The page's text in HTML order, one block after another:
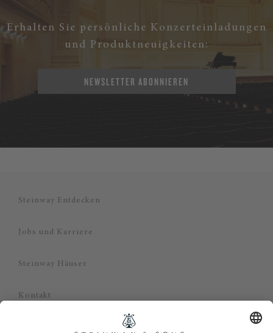
Erhalten Sie persönliche Konzerteinladungen
und Produktneuigkeiten:
NEWSLETTER ABONNIEREN
Steinway Entdecken
Jobs und Karriere
Steinway Häuser
Kontakt